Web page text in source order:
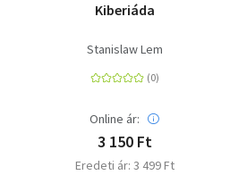
Kiberiáda
Stanislaw Lem
Online ár:
3 150 Ft
Eredeti ár: 3 499 Ft